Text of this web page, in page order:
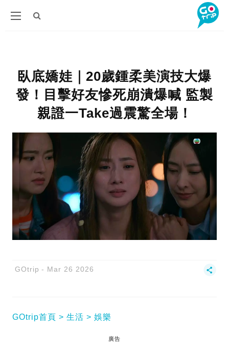
臥底嬌娃｜20歲鍾柔美演技大爆
發！目擊好友慘死崩潰爆喊 監製
親證一Take過震驚全場！
GOtrip Mar 26 2026
GOtrip首頁 生活 娛樂
廣告